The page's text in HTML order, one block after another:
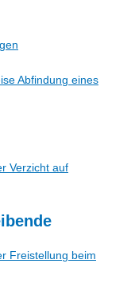
Abfindung eines
Verzicht auf
Freistellung beim